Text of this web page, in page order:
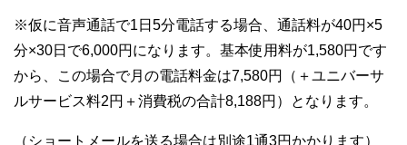
※仮に音声通話で1日5分電話する場合、通話料が40円×5
分×30日で6,000円になります。基本使用料が1,580円です
から、この場合で月の電話料金は7,580円（＋ユニバーサ
ルサービス料2円＋消費税の合計8,188円）となります。
（ショートメールを送る場合は別途1通3円かかります）